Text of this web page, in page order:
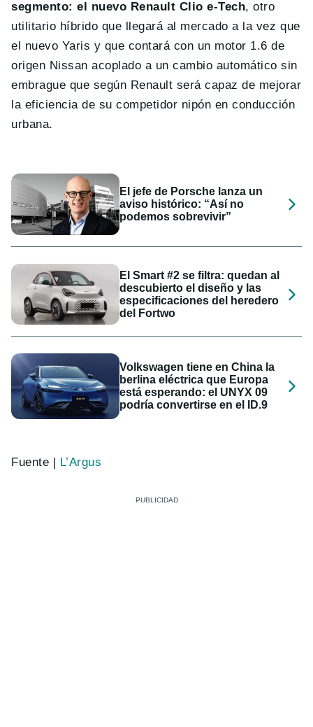
segmento: el nuevo Renault Clio e-Tech, otro
utilitario híbrido que llegará al mercado a la vez que
el nuevo Yaris y que contará con un motor 1.6 de
origen Nissan acoplado a un cambio automático sin
embrague que según Renault será capaz de mejorar
la eficiencia de su competidor nipón en conducción
urbana.
El jefe de Porsche lanza un
aviso histórico: “Así no
podemos sobrevivir”
El Smart #2 se filtra: quedan al
descubierto el diseño y las
especificaciones del heredero
del Fortwo
Volkswagen tiene en China la
berlina eléctrica que Europa
está esperando: el UNYX 09
podría convertirse en el ID.9
Fuente | L’Argus